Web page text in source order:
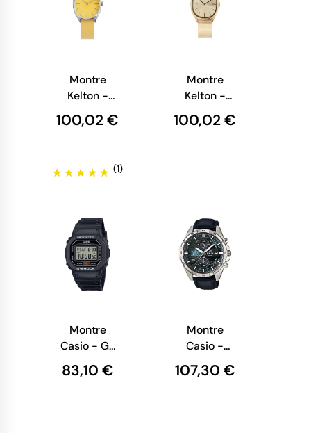
Montre
Kelton -
Colorama
Jaune
100,02 €
(1)
Montre
Kelton -
Colorama Or
100,02 €
Montre
Casio - G-
shock -
Série 5600 -
83,10 €
Montre
Casio -
Edifice
Classic -
107,30 €